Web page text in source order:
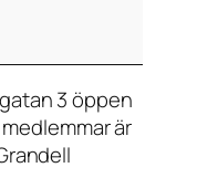
3 öppen
är